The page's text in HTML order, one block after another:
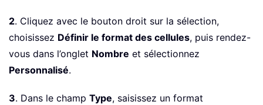
2. Cliquez avec le bouton droit sur la sélection,
choisissez Définir le format des cellules, puis rendez-
vous dans l’onglet Nombre et sélectionnez
Personnalisé.
3. Dans le champ Type, saisissez un format